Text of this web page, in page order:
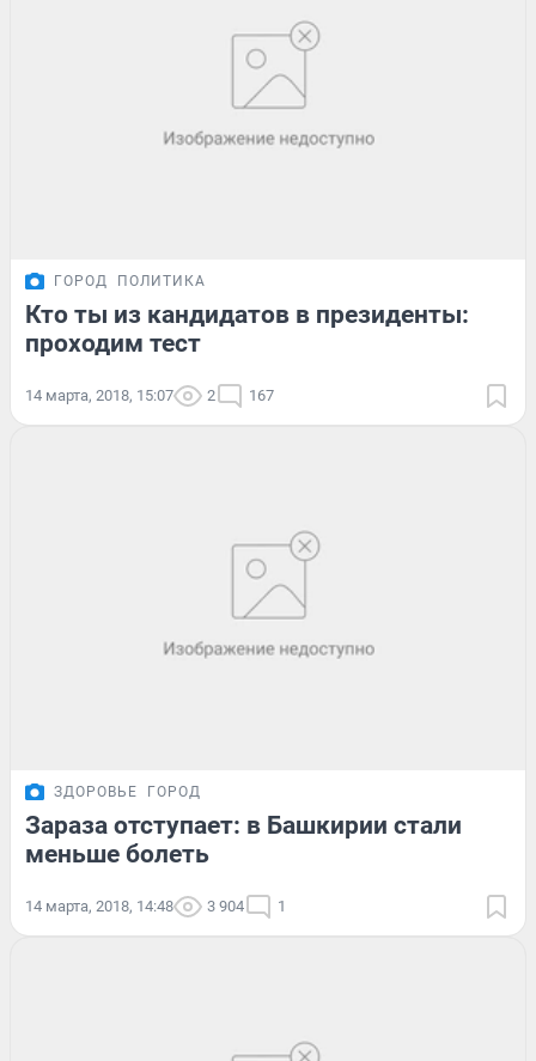
ГОРОД ПОЛИТИКА
Кто ты из кандидатов в президенты:
проходим тест
14 марта, 2018, 15:07 2 167
ЗДОРОВЬЕ ГОРОД
Зараза отступает: в Башкирии стали
меньше болеть
14 марта, 2018, 14:48 3 904 1